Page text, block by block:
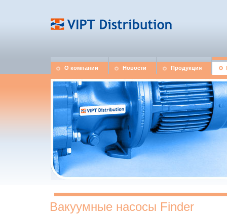
О компании Новости Продукция
Вакуумные насосы Finder